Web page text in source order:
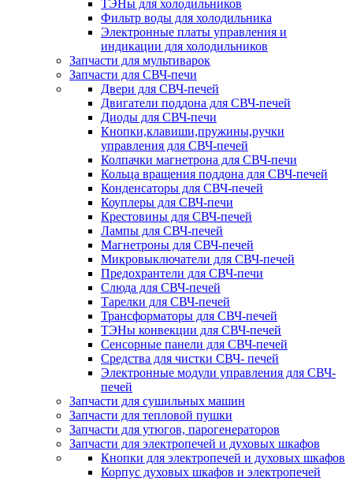
ТЭНы для холодильников
Фильтр воды для холодильника
Электронные платы управления и
индикации для холодильников
Запчасти для мультиварок
Запчасти для СВЧ-печи
Двери для СВЧ-печей
Двигатели поддона для СВЧ-печей
Диоды для СВЧ-печи
Кнопки,клавиши,пружины,ручки
управления для СВЧ-печей
Колпачки магнетрона для СВЧ-печи
Кольца вращения поддона для СВЧ-печей
Конденсаторы для СВЧ-печей
Коуплеры для СВЧ-печи
Крестовины для СВЧ-печей
Лампы для СВЧ-печей
Магнетроны для СВЧ-печей
Микровыключатели для СВЧ-печей
Предохрантели для СВЧ-печи
Слюда для СВЧ-печей
Тарелки для СВЧ-печей
Трансформаторы для СВЧ-печей
ТЭНы конвекции для СВЧ-печей
Сенсорные панели для СВЧ-печей
Средства для чистки СВЧ- печей
Электронные модули управления для СВЧ-
печей
Запчасти для сушильных машин
Запчасти для тепловой пушки
Запчасти для утюгов, парогенераторов
Запчасти для электропечей и духовых шкафов
Кнопки для электропечей и духовых шкафов
Корпус духовых шкафов и электропечей